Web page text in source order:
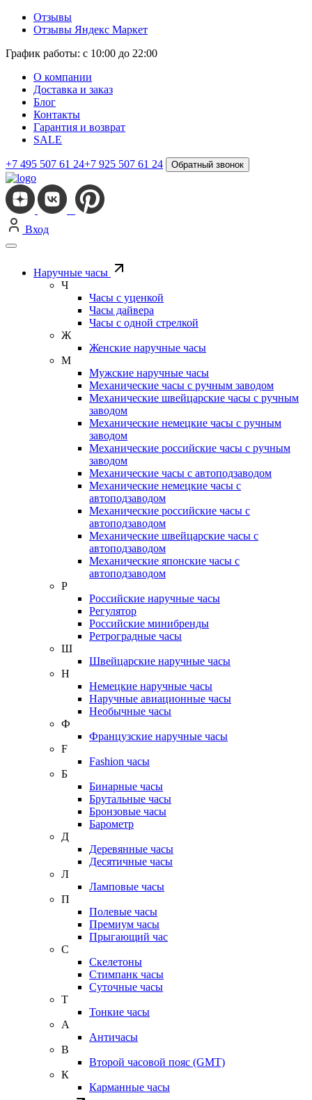
Отзывы
Отзывы Яндекс Маркет
График работы: с 10:00 до 22:00
О компании
Доставка и заказ
Блог
Контакты
Гарантия и возврат
SALE
+7 495 507 61 24+7 925 507 61 24 Обратный звонок
Вход
Наручные часы
Ч
Часы с уценкой
Часы дайвера
Часы с одной стрелкой
Ж
Женские наручные часы
М
Мужские наручные часы
Механические часы с ручным заводом
Механические швейцарские часы с ручным
заводом
Механические немецкие часы с ручным
заводом
Механические российские часы с ручным
заводом
Механические часы с автоподзаводом
Механические немецкие часы с
автоподзаводом
Механические российские часы с
автоподзаводом
Механические швейцарские часы с
автоподзаводом
Механические японские часы с
автоподзаводом
Р
Российские наручные часы
Регулятор
Российские минибренды
Ретроградные часы
Ш
Швейцарские наручные часы
Н
Немецкие наручные часы
Наручные авиационные часы
Необычные часы
Ф
Французские наручные часы
F
Fashion часы
Б
Бинарные часы
Брутальные часы
Бронзовые часы
Барометр
Д
Деревянные часы
Десятичные часы
Л
Ламповые часы
П
Полевые часы
Премиум часы
Прыгающий час
С
Скелетоны
Стимпанк часы
Суточные часы
Т
Тонкие часы
А
Античасы
В
Второй часовой пояс (GMT)
К
Карманные часы